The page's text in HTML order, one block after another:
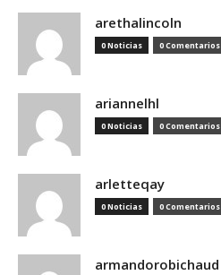
arethalincoln
0 Noticias 0 Comentarios
ariannelhl
0 Noticias 0 Comentarios
arletteqay
0 Noticias 0 Comentarios
armandorobichaud